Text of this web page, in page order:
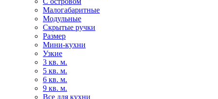
Малогабаритные
Модульные
Скрытые ручки
Размер
Мини-кухни
Узкие
3 кв. м.
5 кв. м.
6 кв. м.
9 кв. м.
Все для кухни